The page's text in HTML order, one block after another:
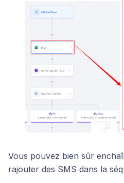
Vous pouvez bien sûr
rajouter des SMS dans la